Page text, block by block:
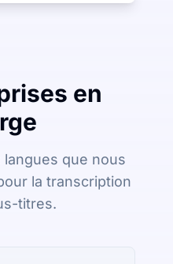
en
langues que nous
la transcription
titres.